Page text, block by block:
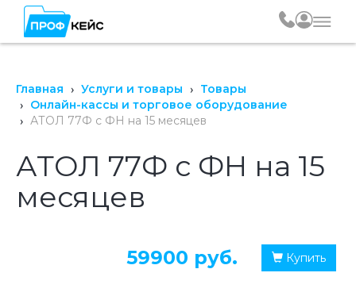
Главная Услуги и товары
Товары
Онлайн-кассы и торговое оборудование
АТОЛ 77Ф с ФН на 15 месяцев
АТОЛ 77Ф с ФН на 15
месяцев
59900 руб. Купить